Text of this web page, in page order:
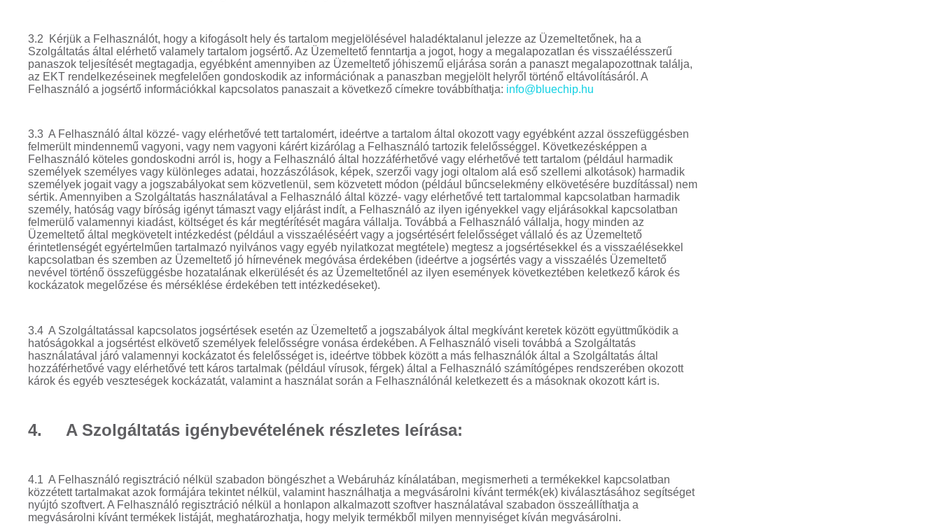
3.2 Kérjük a Felhasználót, hogy a kifogásolt hely és tartalom megjelölésével haladéktalanul jelezze az Üzemeltetőnek, ha a
Szolgáltatás által elérhető valamely tartalom jogsértő. Az Üzemeltető fenntartja a jogot, hogy a megalapozatlan és visszaélésszerű
panaszok teljesítését megtagadja, egyébként amennyiben az Üzemeltető jóhiszemű eljárása során a panaszt megalapozottnak találja,
az EKT rendelkezéseinek megfelelően gondoskodik az információnak a panaszban megjelölt helyről történő eltávolításáról. A
Felhasználó a jogsértő információkkal kapcsolatos panaszait a következő címekre továbbíthatja: info@bluechip.hu
3.3 A Felhasználó által közzé- vagy elérhetővé tett tartalomért, ideértve a tartalom által okozott vagy egyébként azzal összefüggésben
felmerült mindennemű vagyoni, vagy nem vagyoni kárért kizárólag a Felhasználó tartozik felelősséggel. Következésképpen a
Felhasználó köteles gondoskodni arról is, hogy a Felhasználó által hozzáférhetővé vagy elérhetővé tett tartalom (például harmadik
személyek személyes vagy különleges adatai, hozzászólások, képek, szerzői vagy jogi oltalom alá eső szellemi alkotások) harmadik
személyek jogait vagy a jogszabályokat sem közvetlenül, sem közvetett módon (például bűncselekmény elkövetésére buzdítással) nem
sértik. Amennyiben a Szolgáltatás használatával a Felhasználó által közzé- vagy elérhetővé tett tartalommal kapcsolatban harmadik
személy, hatóság vagy bíróság igényt támaszt vagy eljárást indít, a Felhasználó az ilyen igényekkel vagy eljárásokkal kapcsolatban
felmerülő valamennyi kiadást, költséget és kár megtérítését magára vállalja. Továbbá a Felhasználó vállalja, hogy minden az
Üzemeltető által megkövetelt intézkedést (például a visszaéléséért vagy a jogsértésért felelősséget vállaló és az Üzemeltető
érintetlenségét egyértelműen tartalmazó nyilvános vagy egyéb nyilatkozat megtétele) megtesz a jogsértésekkel és a visszaélésekkel
kapcsolatban és szemben az Üzemeltető jó hírnevének megóvása érdekében (ideértve a jogsértés vagy a visszaélés Üzemeltető
nevével történő összefüggésbe hozatalának elkerülését és az Üzemeltetőnél az ilyen események következtében keletkező károk és
kockázatok megelőzése és mérséklése érdekében tett intézkedéseket).
3.4 A Szolgáltatással kapcsolatos jogsértések esetén az Üzemeltető a jogszabályok által megkívánt keretek között együttműködik a
hatóságokkal a jogsértést elkövető személyek felelősségre vonása érdekében. A Felhasználó viseli továbbá a Szolgáltatás
használatával járó valamennyi kockázatot és felelősséget is, ideértve többek között a más felhasználók által a Szolgáltatás által
hozzáférhetővé vagy elérhetővé tett káros tartalmak (például vírusok, férgek) által a Felhasználó számítógépes rendszerében okozott
károk és egyéb veszteségek kockázatát, valamint a használat során a Felhasználónál keletkezett és a másoknak okozott kárt is.
4. A Szolgáltatás igénybevételének részletes leírása:
4.1 A Felhasználó regisztráció nélkül szabadon böngészhet a Webáruház kínálatában, megismerheti a termékekkel kapcsolatban
közzétett tartalmakat azok formájára tekintet nélkül, valamint használhatja a megvásárolni kívánt termék(ek) kiválasztásához segítséget
nyújtó szoftvert. A Felhasználó regisztráció nélkül a honlapon alkalmazott szoftver használatával szabadon összeállíthatja a
megvásárolni kívánt termékek listáját, meghatározhatja, hogy melyik termékből milyen mennyiséget kíván megvásárolni.